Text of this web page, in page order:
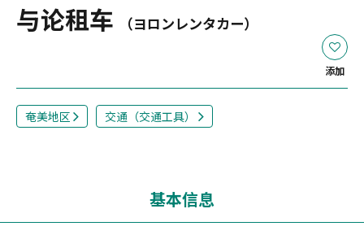
与论租车 （ヨロンレンタカー）
添加
奄美地区 交通（交通工具）
基本信息